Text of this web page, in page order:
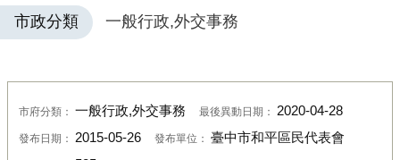
市政分類 一般行政,外交事務
市府分類： 一般行政,外交事務 最後異動日期： 2020-04-28
發布日期： 2015-05-26 發布單位： 臺中市和平區民代表會